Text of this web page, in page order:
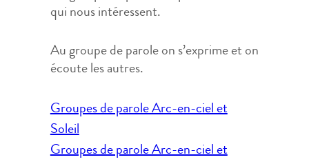
qui nous intéressent.
Au groupe de parole on s’exprime et on
écoute les autres.
Navigation
de
l’article
Groupes de parole Arc-en-ciel et
Soleil
Groupes de parole Arc-en-ciel et